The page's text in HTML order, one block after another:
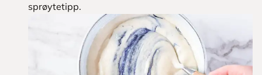
sprøytetipp.